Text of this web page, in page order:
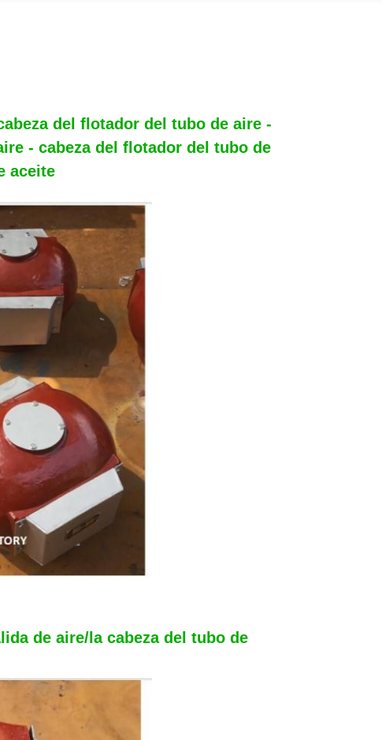
del flotador del tubo de aire -
- cabeza del flotador del tubo de
aceite
de aire/la cabeza del tubo de